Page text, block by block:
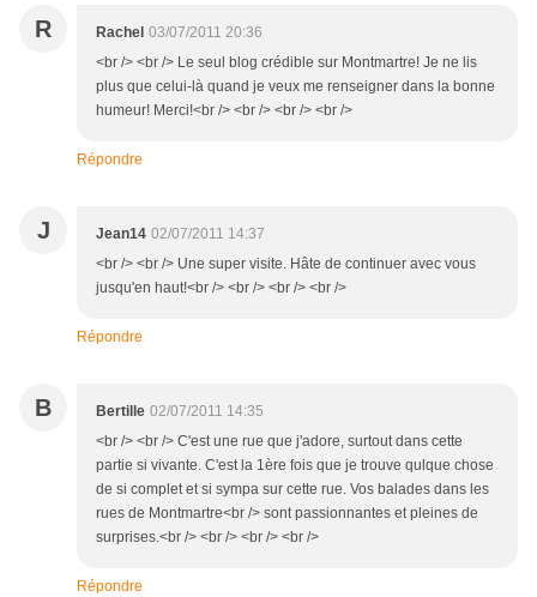
R Rachel 03/07/2011 20:36
<br /> <br /> Le seul blog crédible sur Montmartre! Je ne lis
plus que celui-là quand je veux me renseigner dans la bonne
humeur! Merci!<br /> <br /> <br /> <br />
Répondre
J Jean14 02/07/2011 14:37
<br /> <br /> Une super visite. Hâte de continuer avec vous
jusqu'en haut!<br /> <br /> <br /> <br />
Répondre
B Bertille 02/07/2011 14:35
<br /> <br /> C'est une rue que j'adore, surtout dans cette
partie si vivante. C'est la 1ère fois que je trouve qulque chose
de si complet et si sympa sur cette rue. Vos balades dans les
rues de Montmartre<br /> sont passionnantes et pleines de
surprises.<br /> <br /> <br /> <br />
Répondre